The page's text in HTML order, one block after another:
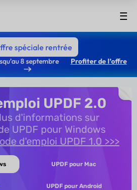
spéciale rentrée
8 septembre Profiter de l’offre
UPDF 2.0
d'informations sur
UPDF pour Windows
d'emploi UPDF 1.0 >>>
UPDF pour Mac
UPDF pour Android